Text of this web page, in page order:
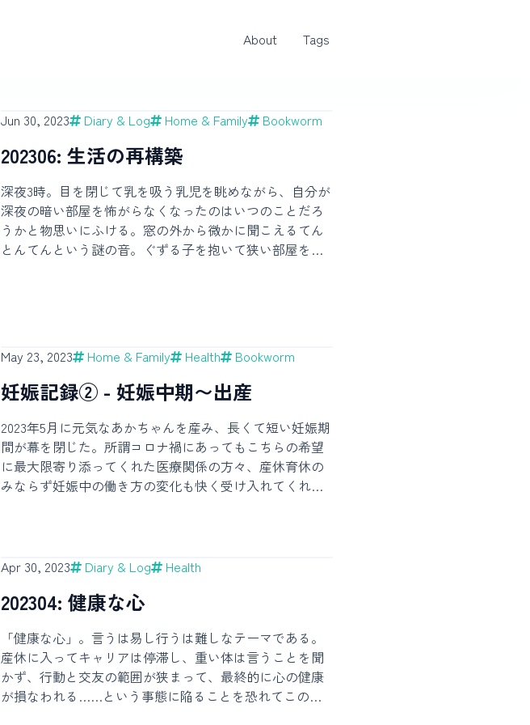
About Tags
Jun 30, 2023 Diary & Log Home & Family Bookworm
202306: 生活の再構築
深夜3時。目を閉じて乳を吸う乳児を眺めながら、自分が
深夜の暗い部屋を怖がらなくなったのはいつのことだろ
うかと物思いにふける。窓の外から微かに聞こえるてん
とんてんという謎の音。ぐずる子を抱いて狭い部屋を歩
て、意外な喜びがある。子は育つ。勝手に育つ。毎日ミ
ルクを吐き、たまに排泄物を撒き散らしながらも日増し
に大きくなり、出来ることが増え、感情も感覚も爆発的
に広がっていく。産前も産後も親になった実感を持てず
ぼんやりとしていた私を横目に、新生児はあっという間
に乳児になってしまった。あまりの速度に驚き、既に新
生児の時期を懐かしむ気持ちすら芽生えてくる。私は生
活の変化に弱く、0歳児との生活にも最初は戸惑いを感じ
ようやく親であることに、新しい生活に慣れてきたよう
な気がする。先月「行動は感情に先立つ、と信じて生き
ている」と書いたが、生活の変化が行動の変化を引き起
こし、今の感情があるのだろう。子の方も私たちと過ご
すことに少し慣れて、お互いに心地よい生活の形を探り
合っている。子どもとの暮らしは変化に事欠かないが、
親になったからといって今までの生活すべてを捨てなけ
ればならないわけではない。先日初めて人に子を任せ
May 23, 2023 Home & Family Health Bookworm
妊娠記録② - 妊娠中期〜出産
2023年5月に元気なあかちゃんを産み、長くて短い妊娠期
間が幕を閉じた。所謂コロナ禍にあってもこちらの希望
に最大限寄り添ってくれた医療関係の方々、産休育休の
みならず妊娠中の働き方の変化も快く受け入れてくれた
な10ヶ月だった。あかちゃんはほわほわしていて、でも
あり、なんとも不思議な存在だ。親子ともに初心者であ
へと近づくその過程もまたいつか振り返って楽しかった
と言えるように過ごしていきたい。ということでここか
らは 妊娠記録 - 妊活〜妊娠初期 の続きを書いていく。欲
しい物リストも一応公開しているので、もしなにか贈り
Apr 30, 2023 Diary & Log Health
202304: 健康な心
「健康な心」。言うは易し行うは難しなテーマである。
産休に入ってキャリアは停滞し、重い体は言うことを聞
かず、行動と交友の範囲が狭まって、最終的に心の健康
が損なわれる……という事態に陥ることを恐れてこの目